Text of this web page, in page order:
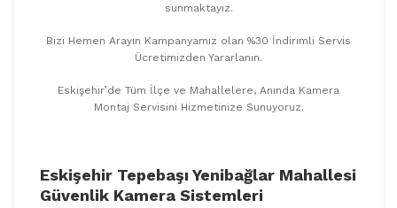
sunmaktayız.
Bizi Hemen Arayın Kampanyamız olan %30 İndirimli Servis
Ücretimizden Yararlanın.
Eskişehir’de Tüm İlçe ve Mahallelere, Anında Kamera
Montaj Servisini Hizmetinize Sunuyoruz.
Eskişehir Tepebaşı Yenibağlar Mahallesi
Güvenlik Kamera Sistemleri